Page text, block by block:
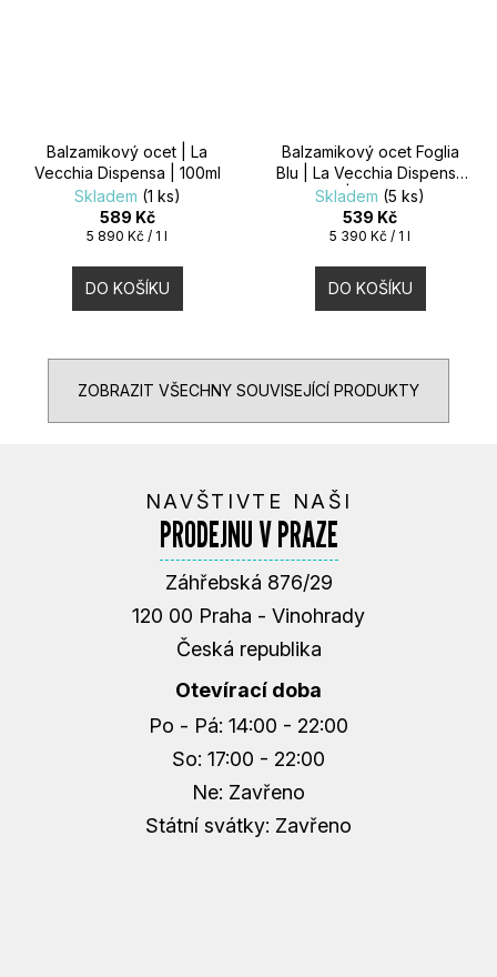
Balzamikový ocet | La
Vecchia Dispensa | 100ml
Skladem (1 ks)
589 Kč
Měrná
5 890 Kč / 1 l
DO KOŠÍKU
Balzamikový ocet Foglia
Blu | La Vecchia Dispensa
| 100ml
Skladem (5 ks)
539 Kč
Měrná
5 390 Kč / 1 l
DO KOŠÍKU
ZOBRAZIT VŠECHNY SOUVISEJÍCÍ PRODUKTY
NAVŠTIVTE NAŠI
PRODEJNU V PRAZE
Záhřebská 876/29
120 00 Praha - Vinohrady
Česká republika
Otevírací doba
Po - Pá: 14:00 - 22:00
So: 17:00 - 22:00
Ne: Zavřeno
Státní svátky: Zavřeno